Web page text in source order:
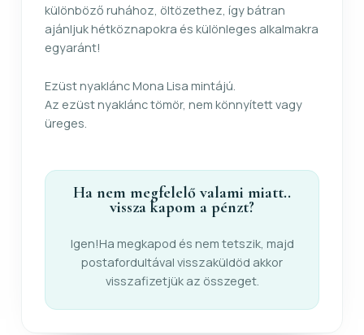
különböző ruhához, öltözethez, így bátran
ajánljuk hétköznapokra és különleges alkalmakra
egyaránt!
Ezüst nyaklánc Mona Lisa mintájú.
Az ezüst nyaklánc tömör, nem könnyített vagy
üreges.
Ha nem megfelelő valami miatt..
vissza kapom a pénzt?
Igen!Ha megkapod és nem tetszik, majd
postafordultával visszaküldöd akkor
visszafizetjük az összeget.